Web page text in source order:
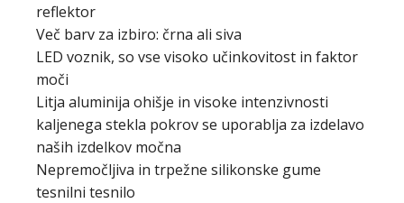
reflektor
Več barv za izbiro: črna ali siva
LED voznik, so vse visoko učinkovitost in faktor
moči
Litja aluminija ohišje in visoke intenzivnosti
kaljenega stekla pokrov se uporablja za izdelavo
naših izdelkov močna
Nepremočljiva in trpežne silikonske gume
tesnilni tesnilo